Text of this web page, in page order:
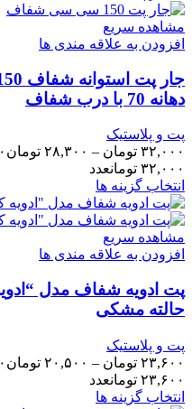
مشاهده سریع
افزودن به علاقه مندی ها
دهانه 70 با درب شفاف
پت و پلاستیک
۳۲,۰۰۰ تومان – ۲۸,۳۰۰ تومان
۳۲,۰۰۰ تومان
عدد
انتخاب گزینه ها
مشاهده سریع
افزودن به علاقه مندی ها
حالته مشکی
پت و پلاستیک
۲۳,۶۰۰ تومان – ۲۰,۵۰۰ تومان
۲۳,۶۰۰ تومان
عدد
انتخاب گزینه ها